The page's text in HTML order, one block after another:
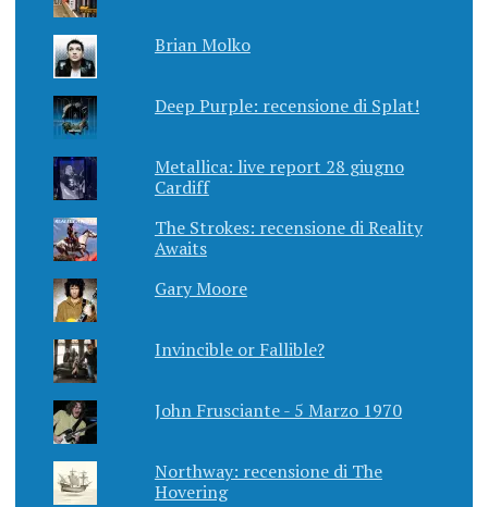
Brian Molko
Deep Purple: recensione di Splat!
Metallica: live report 28 giugno
Cardiff
The Strokes: recensione di Reality
Awaits
Gary Moore
Invincible or Fallible?
John Frusciante - 5 Marzo 1970
Northway: recensione di The
Hovering